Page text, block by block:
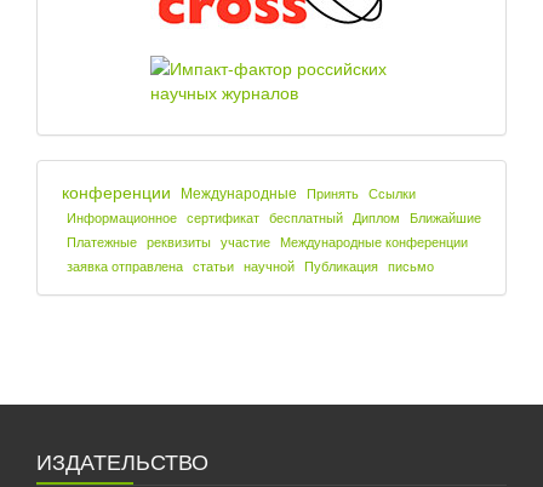
конференции Международные Принять Ссылки
Информационное сертификат бесплатный Диплом Ближайшие
Платежные реквизиты участие Международные конференции
заявка отправлена статьи научной Публикация письмо
ИЗДАТЕЛЬСТВО